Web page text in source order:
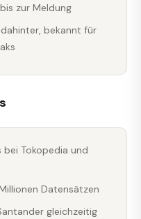
zur Meldung
bekannt für
Tokopedia und
Datensätzen
gleichzeitig